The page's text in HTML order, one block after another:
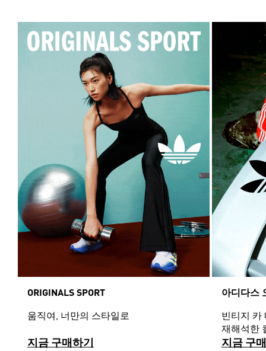
ORIGINALS SPORT
움직여, 너만의 스타일로
지금 구매하기
아디다스
빈티지 카
재해석한
지금 구